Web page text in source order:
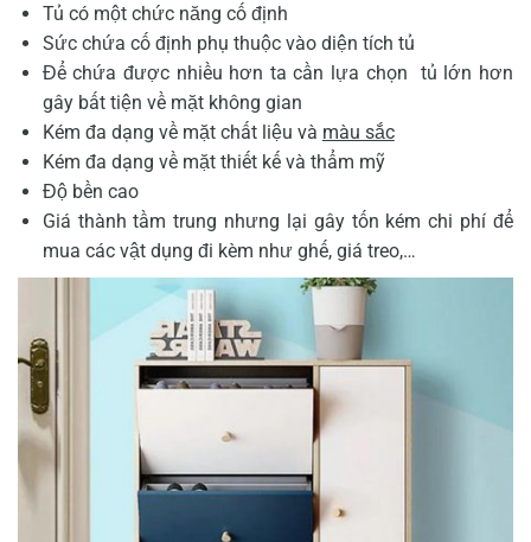
Tủ có một chức năng cố định
Sức chứa cố định phụ thuộc vào diện tích tủ
Để chứa được nhiều hơn ta cần lựa chọn tủ lớn hơn
gây bất tiện về mặt không gian
Kém đa dạng về mặt chất liệu và màu sắc
Kém đa dạng về mặt thiết kế và thẩm mỹ
Độ bền cao
Giá thành tầm trung nhưng lại gây tốn kém chi phí để
mua các vật dụng đi kèm như ghế, giá treo,…